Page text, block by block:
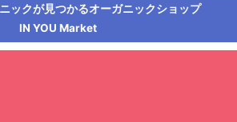
ックが見つかるオーガニックショップ
IN YOU Market